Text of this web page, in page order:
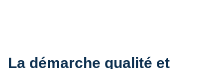
La démarche qualité et